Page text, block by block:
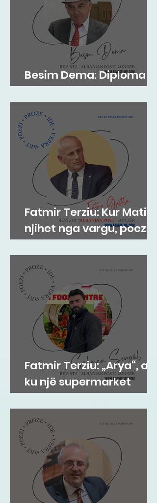
Besim Dema: Diploma
shkelqyshëm...
Fatmir Terziu: Kur Mati
njihet nga vargu, poezia
dhe Fati
Fatmir Terziu: „Arya“, aty
ku një supermarket
bëhet adresë e
komunitetit shqiptar në
Gravesend